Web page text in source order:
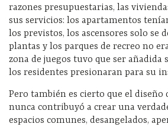
razones presupuestarias, las
sus servicios: los apartamentos
los previstos, los ascensores solo se
plantas y los parques de recreo no
zona de juegos tuvo que ser añadida
los residentes presionaran para su
Pero también es cierto que el diseño
nunca contribuyó a crear una
espacios comunes, desangelados,